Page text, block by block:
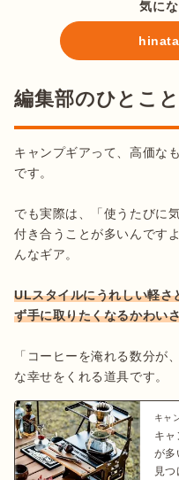
気に
hinata
編集部のひとこと
キャンプギアって、高価な
です。
でも実際は、「使うたびに
付き合うことが多いんです
んなギア。
ULスタイルにうれしい軽さ
ず手に取りたくなるかわい
「コーヒーを淹れる数分が
な幸せをくれる道具です。
キャ
キ
が多
見